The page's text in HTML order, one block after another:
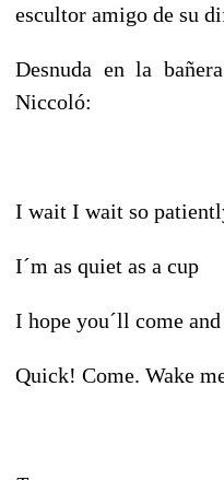
escultor amigo de su
Desnuda en la
Niccoló:
I wait I wait so
I´m as quiet as a cup
I hope you´ll come
Quick! Come. Wake